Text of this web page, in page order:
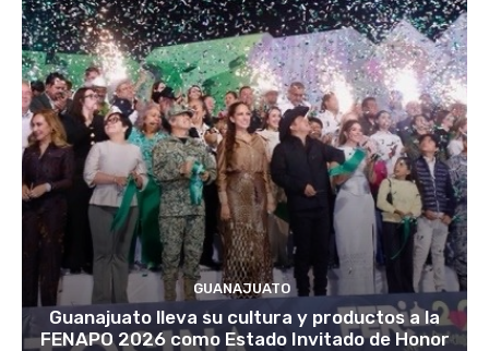
GUANAJUATO
Guanajuato lleva su cultura y productos a la
FENAPO 2026 como Estado Invitado de Honor